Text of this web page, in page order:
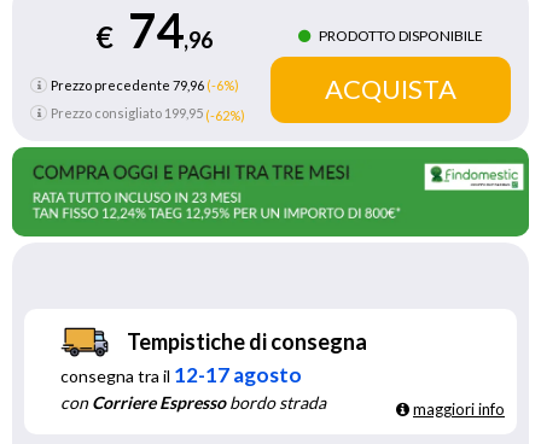
€ 74,96
Prezzo precedente 79,96 (-6%)
Prezzo consigliato199,95 (-62%)
PRODOTTO DISPONIBILE
Tempistiche di consegna
consegna tra il 12-17 agosto
conCorriere Espressobordo strada maggiori info